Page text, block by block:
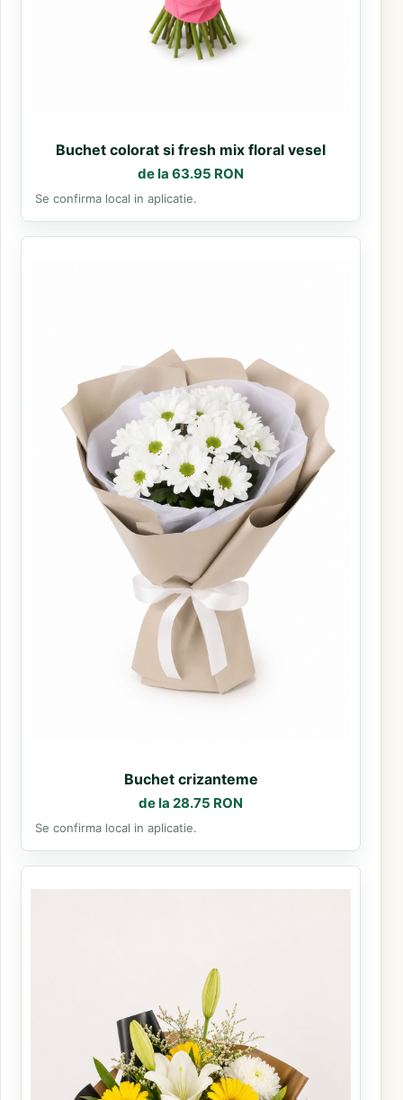
Buchet colorat si fresh mix floral vesel
de la 63.95 RON
Se confirma local in aplicatie.
Buchet crizanteme
de la 28.75 RON
Se confirma local in aplicatie.